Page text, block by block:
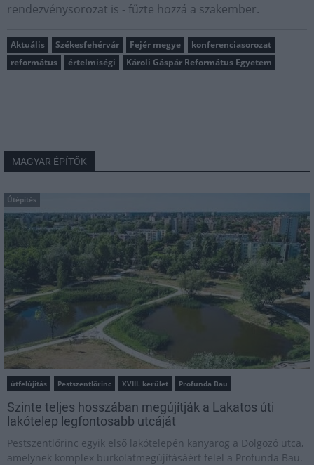
rendezvénysorozat is - fűzte hozzá a szakember.
Aktuális Székesfehérvár Fejér megye
konferenciasorozat
református
értelmiségi Károli Gáspár Református Egyetem
MAGYAR ÉPÍTŐK
Útépítés
útfelújítás Pestszentlőrinc XVIII. kerület Profunda Bau
Szinte teljes hosszában megújítják a Lakatos úti
lakótelep legfontosabb utcáját
Pestszentlőrinc egyik első lakótelepén kanyarog a Dolgozó utca,
amelynek komplex burkolatmegújításáért felel a Profunda Bau.